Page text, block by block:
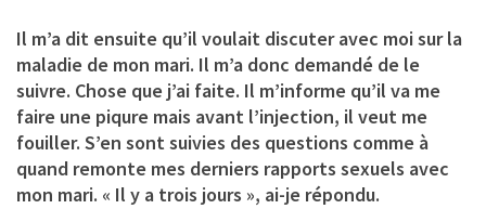
Il m’a dit ensuite qu’il voulait discuter avec moi sur la
maladie de mon mari. Il m’a donc demandé de le
suivre. Chose que j’ai faite. Il m’informe qu’il va me
faire une piqure mais avant l’injection, il veut me
fouiller. S’en sont suivies des questions comme à
quand remonte mes derniers rapports sexuels avec
mon mari. « Il y a trois jours », ai-je répondu.